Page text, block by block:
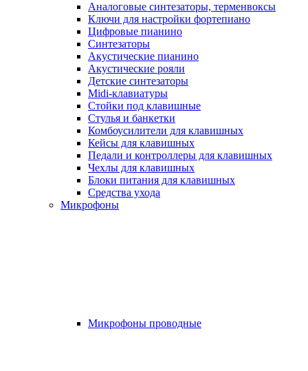
Аналоговые синтезаторы, терменвоксы
Ключи для настройки фортепиано
Цифровые пианино
Синтезаторы
Акустические пианино
Акустические рояли
Детские синтезаторы
Midi-клавиатуры
Стойки под клавишные
Стулья и банкетки
Комбоусилители для клавишных
Кейсы для клавишных
Педали и контроллеры для клавишных
Чехлы для клавишных
Блоки питания для клавишных
Средства ухода
Микрофоны
Микрофоны проводные